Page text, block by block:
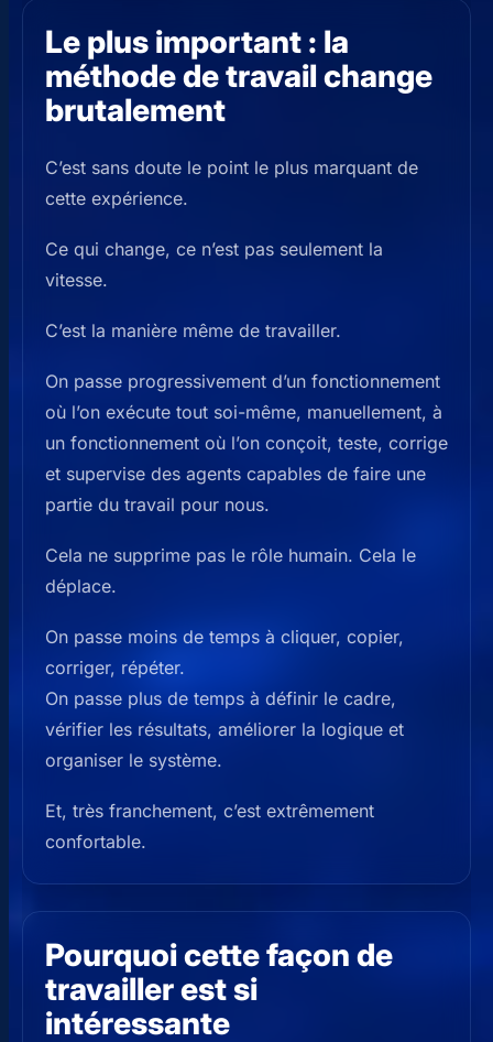
Le plus important : la
méthode de travail change
brutalement
C’est sans doute le point le plus marquant de
cette expérience.
Ce qui change, ce n’est pas seulement la
vitesse.
C’est la manière même de travailler.
On passe progressivement d’un fonctionnement
où l’on exécute tout soi-même, manuellement, à
un fonctionnement où l’on conçoit, teste, corrige
et supervise des agents capables de faire une
partie du travail pour nous.
Cela ne supprime pas le rôle humain. Cela le
déplace.
On passe moins de temps à cliquer, copier,
corriger, répéter.
On passe plus de temps à définir le cadre,
vérifier les résultats, améliorer la logique et
organiser le système.
Et, très franchement, c’est extrêmement
confortable.
Pourquoi cette façon de
travailler est si
intéressante